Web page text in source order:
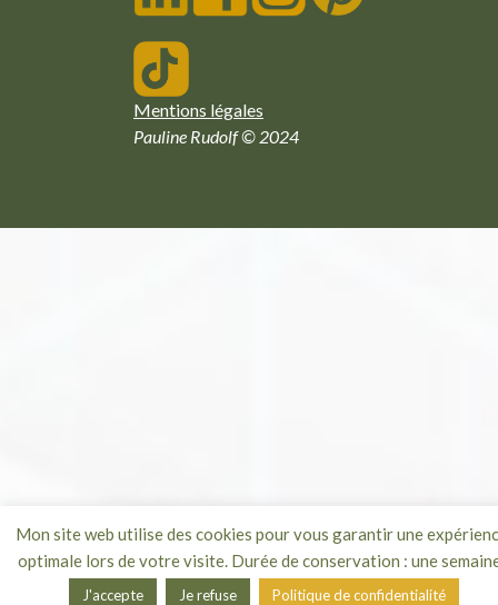
Mon site web utilise des cookies pour vous garantir une
optimale lors de votre visite. Durée de conservation : une
J'accepte Je refuse Politique de confidentialité
Mentions légales
Pauline Rudolf © 2024